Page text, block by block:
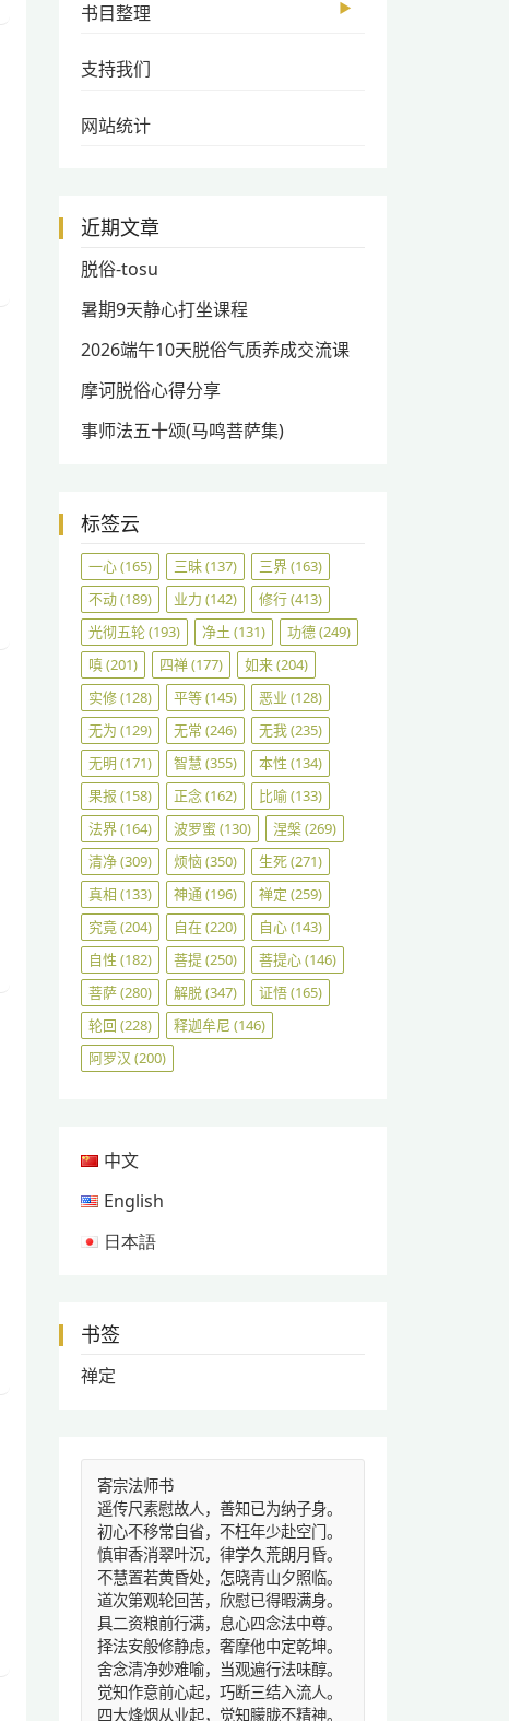
书目整理 ▶
支持我们
网站统计
近期文章
脱俗-tosu
暑期9天静心打坐课程
2026端午10天脱俗气质养成交流课
摩诃脱俗心得分享
事师法五十颂(马鸣菩萨集)
标签云
一心(165) 三昧(137) 三界(163)
不动(189) 业力 (142) 修行(413)
光彻五轮(193) 净土 (131) 功德(249)
嗔(201) 四禅(177) 如来(204)
实修(128) 平等(145) 恶业 (128)
无为 (129) 无常 (246) 无我(235)
无明 (171) 智慧 (355) 本性 (134)
果报 (158) 正念(162) 比喻(133)
法界(164) 波罗蜜 (130) 涅槃(269)
清净(309) 烦恼(350) 生死(271)
真相 (133) 神通 (196) 禅定 (259)
究竟(204) 自在(220) 自心(143)
自性 (182) 菩提(250) 菩提心(146)
菩萨(280) 解脱(347) 证悟(165)
轮回 (228) 释迦牟尼 (146)
阿罗汉 (200)
中文
English
日本語
书签
禅定
寄宗法师书
遥传尺素慰故人，善知已为纳子身。
初心不移常自省，不枉年少赴空门。
慎审香消翠叶沉，律学久荒朗月昏。
不慧置若黄昏处，怎晓青山夕照临。
道次第观轮回苦，欣慰已得暇满身。
具二资粮前行满，息心四念法中尊。
择法安般修静虑，奢摩他中定乾坤。
舍念清净妙难喻，当观遍行法味醇。
觉知作意前心起，巧断三结入流人。
四大烽烟从业起，觉知朦胧不精神。